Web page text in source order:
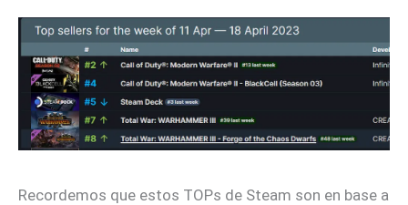
Recordemos que estos TOPs de Steam son en base a